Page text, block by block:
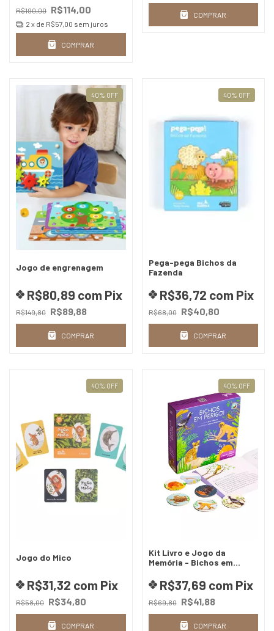
R$190,00 R$114,00
2 x de R$57,00 sem juros
COMPRAR
COMPRAR
40% OFF
Jogo de engrenagem
R$149,80 R$89,88
R$80,89 com Pix
COMPRAR
40% OFF
Pega-pega Bichos da
Fazenda
R$68,00 R$40,80
R$36,72 com Pix
COMPRAR
40% OFF
Jogo do Mico
R$58,00 R$34,80
R$31,32 com Pix
COMPRAR
40% OFF
Kit Livro e Jogo da
Memória - Bichos em
R$69,80 R$41,88
R$37,69 com Pix
COMPRAR